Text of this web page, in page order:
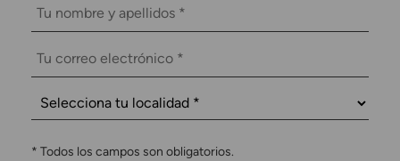
* Todos los campos son obligatorios.